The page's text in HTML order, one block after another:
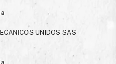
UNIDOS SAS